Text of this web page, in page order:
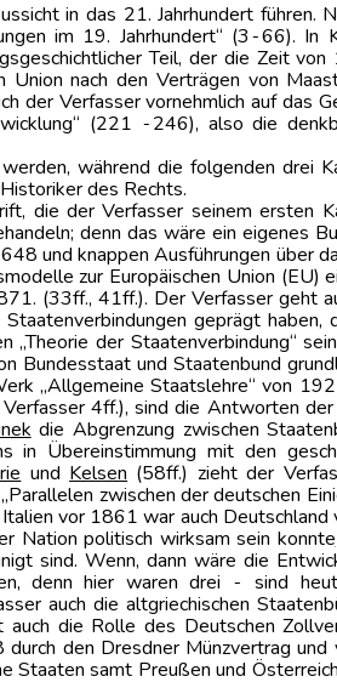
in das 21. Jahrhundert führen.
im 19. Jahrhundert“ (3‑66). In
Teil, der die Zeit
nach den Verträgen von
der Verfasser vornehmlich auf das
(221 ‑246), also die
während die folgenden drei
des Rechts.
die der Verfasser seinem ersten
denn das wäre ein eigenes
und knappen Ausführungen über
zur Europäischen Union (EU)
(33ff., 41ff.). Der Verfasser geht
geprägt haben,
der Staatenverbindung“
Bundesstaat und Staatenbund
„Allgemeine Staatslehre“ von
4ff.), sind die Antworten
die Abgrenzung zwischen
in Übereinstimmung mit den
und Kelsen (58ff.) zieht der
zwischen der deutschen
Italien vor 1861 war auch
Nation politisch wirksam sein konnte
sind. Wenn, dann wäre die
denn hier waren drei ‑ sind
auch die altgriechischen
die Rolle des Deutschen
den Dresdner Münzvertrag und
Staaten samt Preußen und